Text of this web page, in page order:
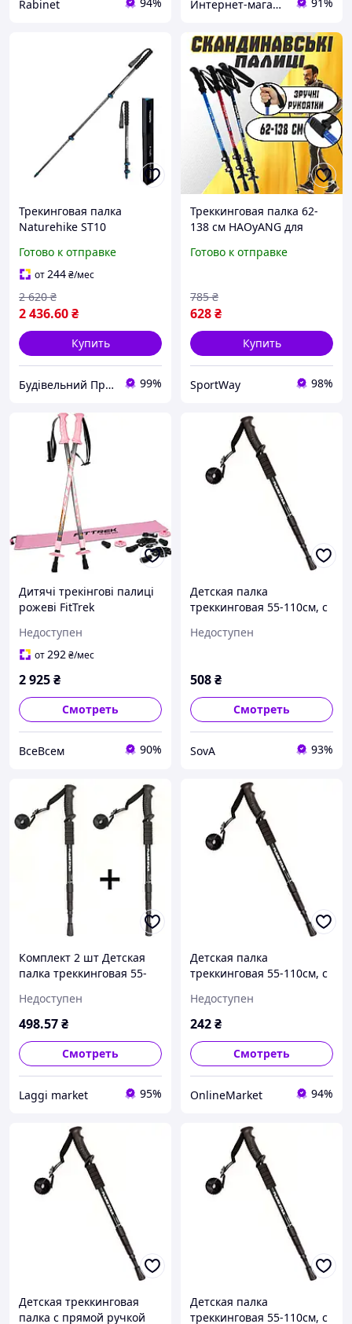
Rabinet Интернет-магазин SportFishka
Трекинговая палка
Naturehike ST10
Готово к отправке
от244₴/мес
2 436.60₴
2 620 ₴
Купить
Будівельний Простір 99%
Треккинговая палка 62-
138 см HAOyANG для
легкая прочная с
Черный
Готово к отправке
628₴
785 ₴
Купить
SportWay 98%
Дитячі трекінгові палиці
рожеві FitTrek
Недоступен
от292₴/мес
2 925₴
Смотреть
ВсеВсем 90%
Детская палка
треккинговая 55-110см, с
Недоступен
508₴
Смотреть
SovA 93%
Комплект 2 шт Детская
палка треккинговая 55-
Туристическая трость для
ходьбы
Недоступен
498.57₴
Смотреть
Laggi market 95%
Детская палка
треккинговая 55-110см, с
Туристическая трость для
ходьбы / Телескопическая
Недоступен
242₴
Смотреть
OnlineMarket 94%
Детская треккинговая
палка с прямой ручкой
Детская палка
треккинговая 55-110см, с